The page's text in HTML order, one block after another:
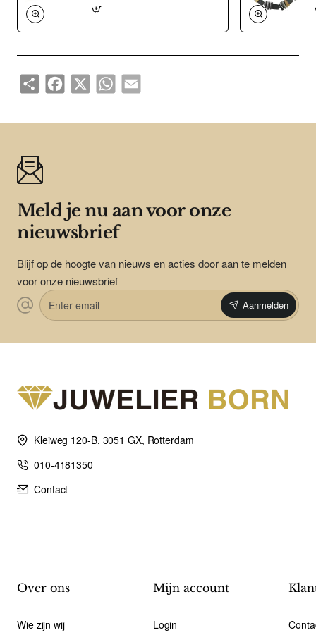
ShareFacebook
X WhatsAppEmail
Meld je nu aan voor onze
nieuwsbrief
Blijf op de hoogte van nieuws en acties door aan te melden
voor onze nieuwsbrief
Enter
email
Aanmelden
Kleiweg 120-B, 3051 GX, Rotterdam
010-4181350
Contact
Over ons
Wie zijn wij
Mijn account
Login